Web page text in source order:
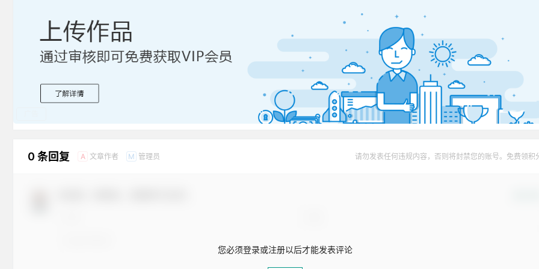
0 条回复 A 文章作者 M 管理员 请勿发表任何违规内容，否则将封禁您的账号。免费领积
您必须登录或注册以后才能发表评论